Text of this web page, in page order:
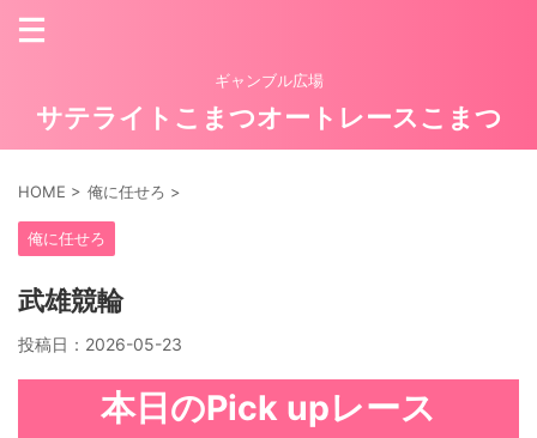
ギャンブル広場
サテライトこまつオートレースこまつ
HOME > 俺に任せろ >
俺に任せろ
武雄競輪
投稿日： 2026-05-23
本日のPick upレース